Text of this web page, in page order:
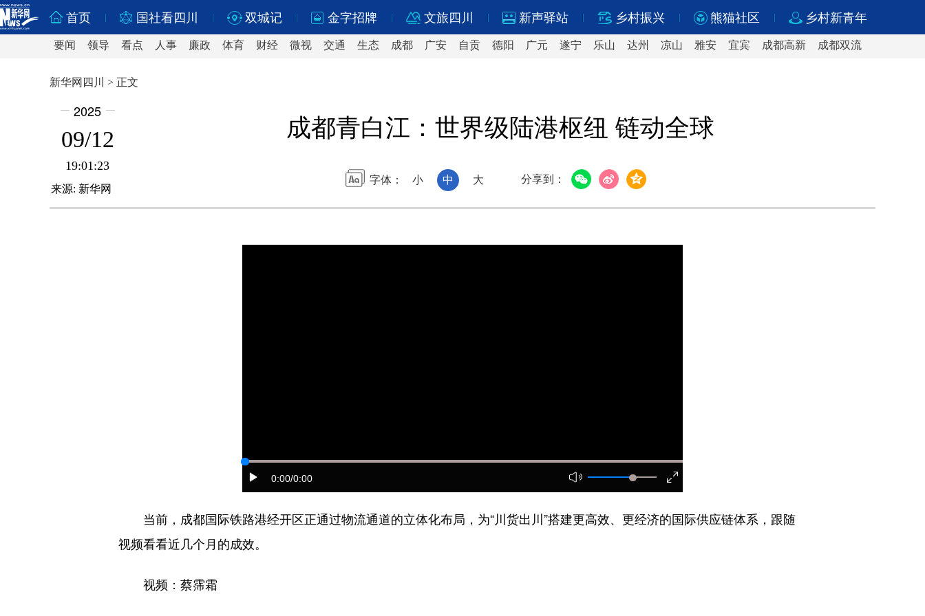
首页 国社看四川 双城记 金字招牌 文旅四川 新声驿站 乡村振兴 熊猫社区 乡村新青年
要闻 领导 看点 人事 廉政 体育 财经 微视 交通 生态 成都 广安 自贡 德阳 广元 遂宁 乐山 达州 凉山 雅安 宜宾 成都高新 成都双流
新华网四川 > 正文
2025
09/12
19:01:23
来源: 新华网
成都青白江：世界级陆港枢纽 链动全球
字体： 小 中 大 分享到：
0:00/0:00
当前，成都国际铁路港经开区正通过物流通道的立体化布局，为“川货出川”搭建更高效、更经济的国际供应链体系，跟随
视频看看近几个月的成效。
视频：蔡霈霜